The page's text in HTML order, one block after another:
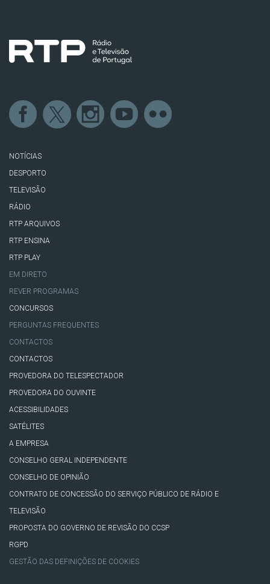
NOTÍCIAS
DESPORTO
TELEVISÃO
RÁDIO
RTP ARQUIVOS
RTP ENSINA
RTP PLAY
EM DIRETO
REVER PROGRAMAS
CONCURSOS
PERGUNTAS FREQUENTES
CONTACTOS
CONTACTOS
PROVEDORA DO TELESPECTADOR
PROVEDORA DO OUVINTE
ACESSIBILIDADES
SATÉLITES
A EMPRESA
CONSELHO GERAL INDEPENDENTE
CONSELHO DE OPINIÃO
CONTRATO DE CONCESSÃO DO SERVIÇO PÚBLICO DE RÁDIO E
TELEVISÃO
PROPOSTA DO GOVERNO DE REVISÃO DO CCSP
RGPD
GESTÃO DAS DEFINIÇÕES DE COOKIES